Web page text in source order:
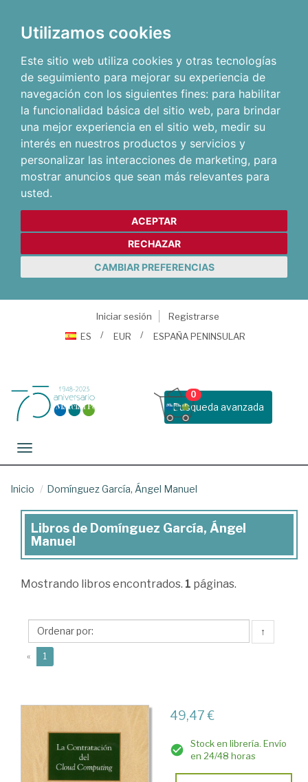
Utilizamos cookies
Este sitio web utiliza cookies y otras tecnologías
de seguimiento para mejorar su experiencia de
navegación con los siguientes fines: para habilitar
la funcionalidad básica del sitio web, para brindar
una mejor experiencia en el sitio web, medir su
interés en nuestros productos y servicios y
personalizar las interacciones de marketing, para
mostrar anuncios que sean más relevantes para
usted.
ACEPTAR
RECHAZAR
CAMBIAR PREFERENCIAS
Iniciar sesión
Registrarse
ES
EUR ESPAÑA PENINSULAR
Busqueda avanzada
0
Toggle navigation
Inicio Domínguez García, Ángel Manuel
Libros
de
Domínguez
Ángel
Manuel
Libros de Domínguez García, Ángel
Manuel
Mostrando libros encontrados. 1 páginas.
↑
« 1
49,47 €
Stock en librería. Envío
en 24/48 horas